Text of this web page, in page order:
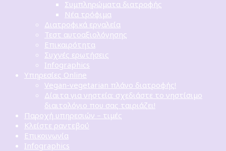
Συμπληρώματα διατροφής
Νέα τρόφιμα
Διατροφικά εργαλεία
Τεστ αυτοαξιολόγησης
Επικαιρότητα
Συχνές ερωτήσεις
Infographics
Υπηρεσίες Online
Vegan-vegetarian πλάνο διατροφής!
Δίαιτα για νηστεία: σχεδιάστε το νηστίσιμο
διαιτολόγιο που σας ταιριάζει!
Παροχή υπηρεσιών – τιμές
Κλείστε ραντεβού
Επικοινωνία
Infographics